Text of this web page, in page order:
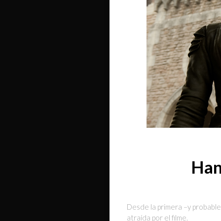
Desde la primera –y
atraída por el filme.